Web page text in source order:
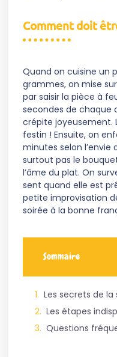
Comment doit
Quand on cuisine un
grammes, on mise
par saisir la pièce à
secondes de chaque
crépite joyeusement.
festin ! Ensuite, on
minutes selon l’envie
surtout pas le
l’âme du plat. On
sent quand elle est
petite improvisation
soirée à la bonne
Sommaire
Questions